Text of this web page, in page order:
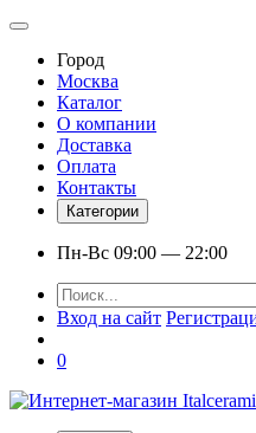
Город
Москва
Каталог
О компании
Доставка
Оплата
Контакты
Категории
Пн-Вс 09:00 — 22:00
Вход на сайт
0